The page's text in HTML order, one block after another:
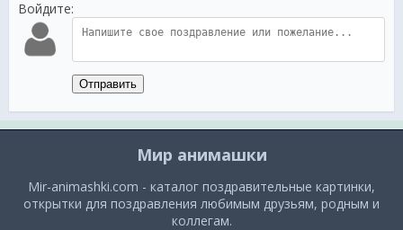
Войдите:
Отправить
Мир анимашки
Mir-animashki.com - каталог поздравительные картинки,
открытки для поздравления любимым друзьям, родным и
коллегам.